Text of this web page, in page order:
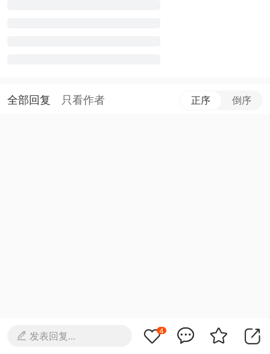
全部回复 只看作者 正序 倒序
发表回复...
4